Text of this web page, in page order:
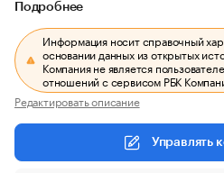
Подробнее
Информация носит справочный
основании данных из открытых
Компания не является
отношений с сервисом РБК
Редактировать описание
Управлять